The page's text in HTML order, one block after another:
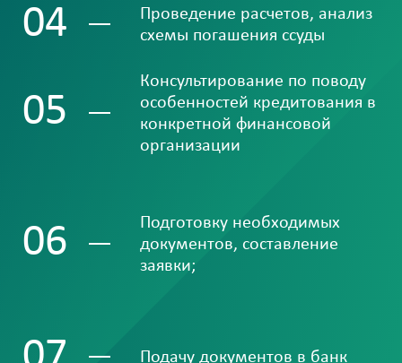
04
Проведение расчетов, анализ
схемы погашения ссуды
05
Консультирование по поводу
особенностей кредитования в
конкретной финансовой
организации
06
Подготовку необходимых
документов, составление
заявки;
Подачу документов в банк